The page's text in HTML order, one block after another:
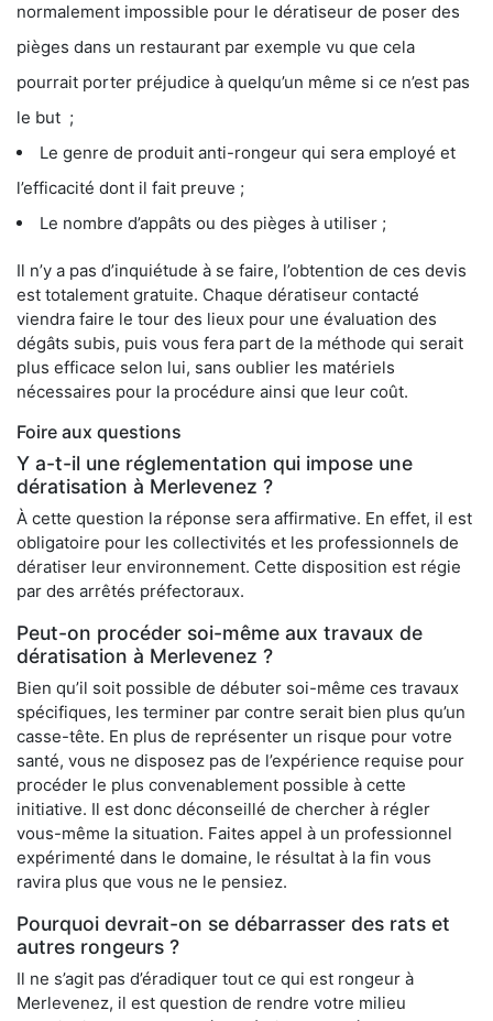
normalement impossible pour le dératiseur de poser des
pièges dans un restaurant par exemple vu que cela
pourrait porter préjudice à quelqu’un même si ce n’est pas
le but ;
Le genre de produit anti-rongeur qui sera employé et
l’efficacité dont il fait preuve ;
Le nombre d’appâts ou des pièges à utiliser ;
Il n’y a pas d’inquiétude à se faire, l’obtention de ces devis
est totalement gratuite. Chaque dératiseur contacté
viendra faire le tour des lieux pour une évaluation des
dégâts subis, puis vous fera part de la méthode qui serait
plus efficace selon lui, sans oublier les matériels
nécessaires pour la procédure ainsi que leur coût.
Foire aux questions
Y a-t-il une réglementation qui impose une
dératisation à Merlevenez ?
À cette question la réponse sera affirmative. En effet, il est
obligatoire pour les collectivités et les professionnels de
dératiser leur environnement. Cette disposition est régie
par des arrêtés préfectoraux.
Peut-on procéder soi-même aux travaux de
dératisation à Merlevenez ?
Bien qu’il soit possible de débuter soi-même ces travaux
spécifiques, les terminer par contre serait bien plus qu’un
casse-tête. En plus de représenter un risque pour votre
santé, vous ne disposez pas de l’expérience requise pour
procéder le plus convenablement possible à cette
initiative. Il est donc déconseillé de chercher à régler
vous-même la situation. Faites appel à un professionnel
expérimenté dans le domaine, le résultat à la fin vous
ravira plus que vous ne le pensiez.
Pourquoi devrait-on se débarrasser des rats et
autres rongeurs ?
Il ne s’agit pas d’éradiquer tout ce qui est rongeur à
Merlevenez, il est question de rendre votre milieu